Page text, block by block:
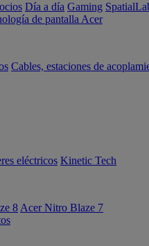
Día a día Gaming
de pantalla Acer
Cables, estaciones de
eléctricos Kinetic Tech
8 Acer Nitro Blaze 7